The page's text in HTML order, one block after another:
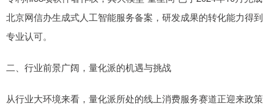
北京网信办生成式人工智能服务备案，研发成果的转化能力得到
专业认可。
二、行业前景广阔，量化派的机遇与挑战
从行业大环境来看，量化派所处的线上消费服务赛道正迎来政策